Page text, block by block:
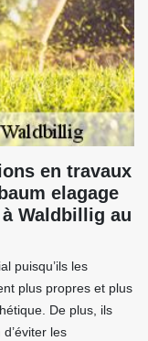
en travaux
elagage
Waldbillig au
puisqu’ils les
plus propres et plus
De plus, ils
les